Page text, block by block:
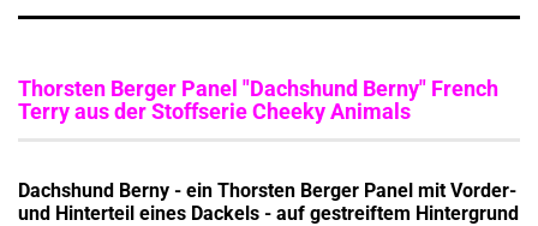
Thorsten Berger Panel "Dachshund Berny" French
Terry aus der Stoffserie Cheeky Animals
Dachshund Berny - ein Thorsten Berger Panel mit Vorder-
und Hinterteil eines Dackels - auf gestreiftem Hintergrund